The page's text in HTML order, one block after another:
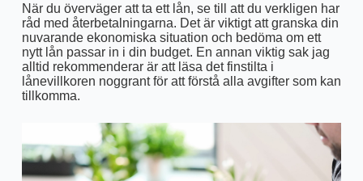
När du överväger att ta ett lån, se till att du verkligen har
råd med återbetalningarna. Det är viktigt att granska din
nuvarande ekonomiska situation och bedöma om ett
nytt lån passar in i din budget. En annan viktig sak jag
alltid rekommenderar är att läsa det finstilta i
lånevillkoren noggrant för att förstå alla avgifter som kan
tillkomma.